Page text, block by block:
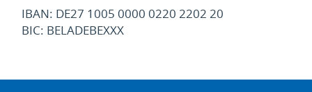
IBAN: DE27 1005 0000 0220 2202 20
BIC: BELADEBEXXX